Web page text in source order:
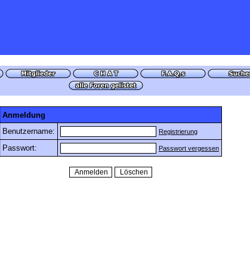
Anmeldung
Benutzername:
Registrierung
Passwort: Passwort vergessen